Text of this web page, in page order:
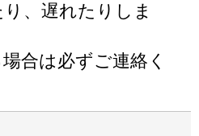
、遅れたりしま
合は必ずご連絡く